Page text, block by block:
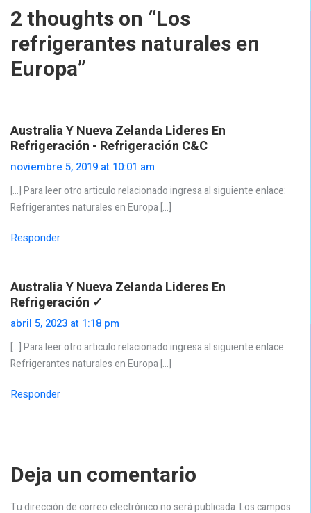
2 thoughts on “Los
refrigerantes naturales en
Europa”
Australia Y Nueva Zelanda Lideres En
Refrigeración - Refrigeración C&C
noviembre 5, 2019 at 10:01 am
[…] Para leer otro articulo relacionado ingresa al siguiente enlace:
Refrigerantes naturales en Europa […]
Responder
Australia Y Nueva Zelanda Lideres En
Refrigeración ✓
abril 5, 2023 at 1:18 pm
[…] Para leer otro articulo relacionado ingresa al siguiente enlace:
Refrigerantes naturales en Europa […]
Responder
Deja un comentario
Tu dirección de correo electrónico no será publicada.Los campos